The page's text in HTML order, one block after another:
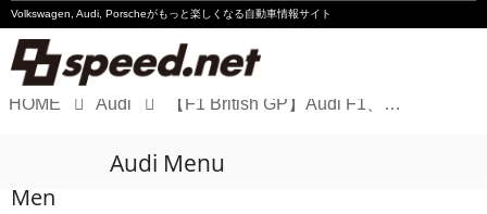
Volkswagen, Audi, Porscheがもっと楽しくなる自動車情報サイト
Audi
HOME Audi 【F1 British GP】Audi F1、ボルトレトが今季2度目のポイント獲得
Men
Audi Menu